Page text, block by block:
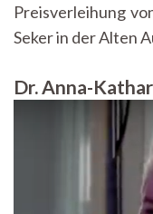
Preisverleihung
Seker in der Alten
Dr. Anna-